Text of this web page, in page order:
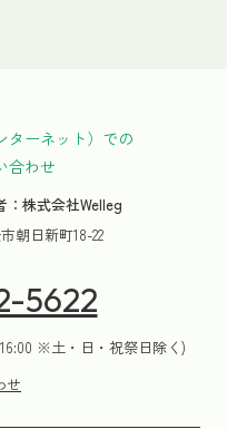
ターネット）での
合わせ
：株式会社Welleg
朝日新町18-22
5622
16:00 ※土・日・祝祭日除く)
せ